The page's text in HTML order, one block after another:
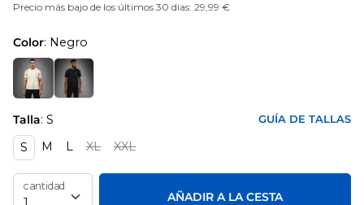
Precio más bajo de los últimos 30 días: 29,99 €
Color: Negro
Talla: S GUÍA DE TALLAS
S M L XL XXL
cantidad
AÑADIR A LA CESTA